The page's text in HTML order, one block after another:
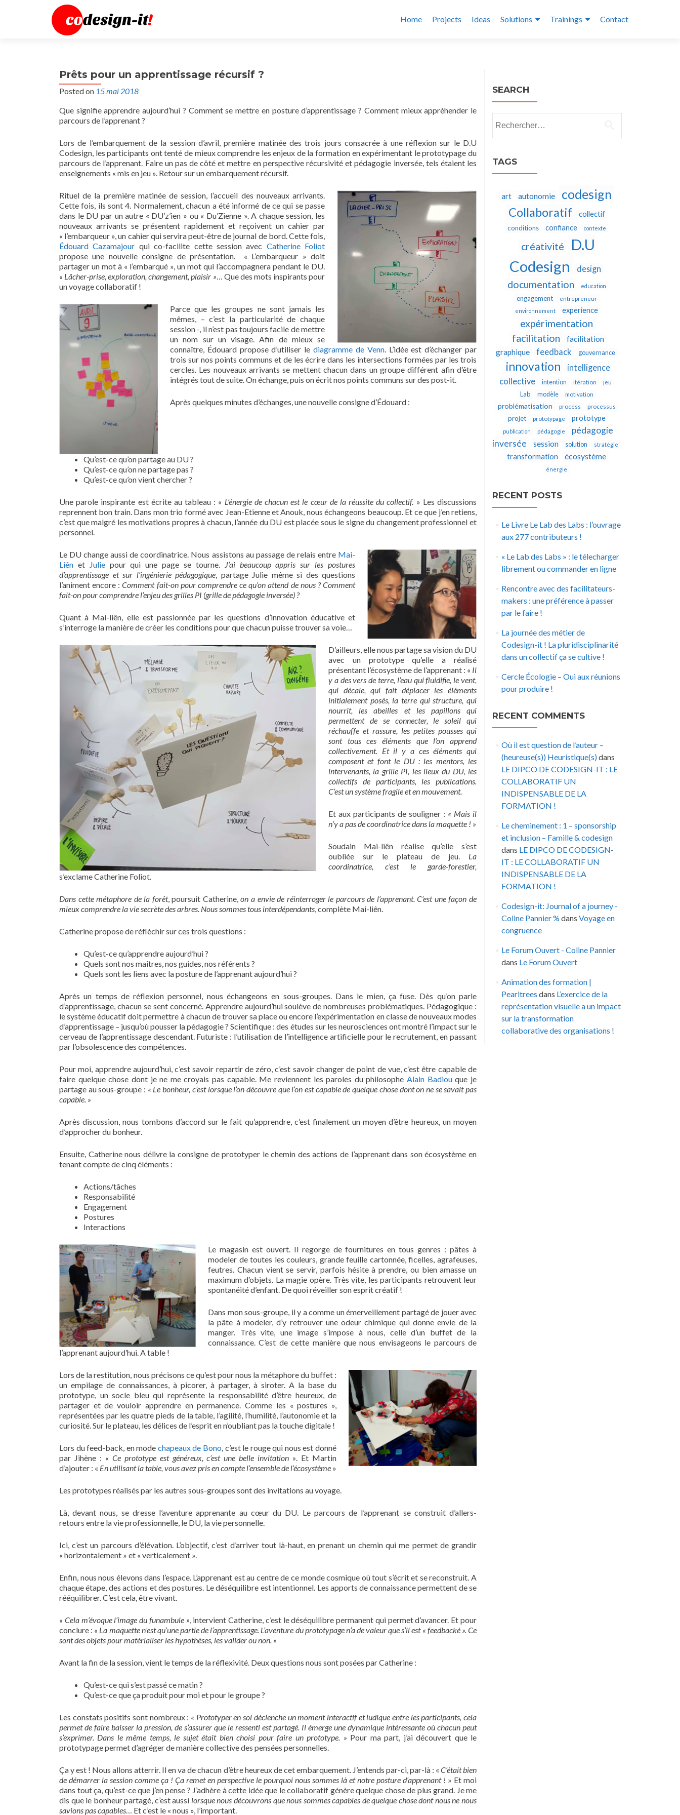
Home Projects Ideas Solutions Trainings Contact
Prêts pour un apprentissage récursif ?
Posted on 15 mai 2018
Que signifie apprendre aujourd’hui ? Comment se mettre en posture d’apprentissage ? Comment mieux appréhender le
parcours de l’apprenant ?
Lors de l’embarquement de la session d’avril, première matinée des trois jours consacrée à une réflexion sur le D.U
Codesign, les participants ont tenté de mieux comprendre les enjeux de la formation en expérimentant le prototypage du
parcours de l’apprenant. Faire un pas de côté et mettre en perspective récursivité et pédagogie inversée, tels étaient les
enseignements « mis en jeu ». Retour sur un embarquement récursif.
Rituel de la première matinée de session, l’accueil des nouveaux arrivants.
Cette fois, ils sont 4. Normalement, chacun a été informé de ce qui se passe
dans le DU par un autre « DU’z’ien » ou « Du’Zienne ». A chaque session, les
nouveaux arrivants se présentent rapidement et reçoivent un cahier par
« l’embarqueur », un cahier qui servira peut-être de journal de bord. Cette fois,
Édouard Cazamajour qui co-facilite cette session avec Catherine Foliot
propose une nouvelle consigne de présentation. « L’embarqueur » doit
partager un mot à « l’embarqué », un mot qui l’accompagnera pendant le DU.
« Lâcher-prise, exploration, changement, plaisir »… Que des mots inspirants pour
un voyage collaboratif !
Parce que les groupes ne sont jamais les
mêmes, – c’est la particularité de chaque
session -, il n’est pas toujours facile de mettre
un nom sur un visage. Afin de mieux se
connaître, Édouard propose d’utiliser lediagramme de Venn. L’idée est d’échanger par
trois sur nos points communs et de les écrire dans les intersections formées par les trois
cercles. Les nouveaux arrivants se mettent chacun dans un groupe différent afin d’être
intégrés tout de suite. On échange, puis on écrit nos points communs sur des post-it.
Après quelques minutes d’échanges, une nouvelle consigne d’Édouard :
Qu’est-ce qu’on partage au DU ?
Qu’est-ce qu’on ne partage pas ?
Qu’est-ce qu’on vient chercher ?
Une parole inspirante est écrite au tableau : « L’énergie de chacun est le cœur de la réussite du collectif. » Les discussions
reprennent bon train. Dans mon trio formé avec Jean-Etienne et Anouk, nous échangeons beaucoup. Et ce que j’en retiens,
c’est que malgré les motivations propres à chacun, l’année du DU est placée sous le signe du changement professionnel et
personnel.
Le DU change aussi de coordinatrice. Nous assistons au passage de relais entre Mai-
Liên et Juliepour qui une page se tourne. J’ai beaucoup appris sur les postures
d’apprentissage et sur l’ingénierie pédagogique, partage Julie même si des questions
l’animent encore :Comment fait-on pour comprendre ce qu’on attend de nous ? Comment
fait-on pour comprendre l’enjeu des grilles PI (grille de pédagogie inversée) ?
Quant à Mai-liên, elle est passionnée par les questions d’innovation éducative et
s’interroge la manière de créer les conditions pour que chacun puisse trouver sa voie…
D’ailleurs, elle nous partage sa vision du DU
avec un prototype qu’elle a réalisé
présentant l’écosystème de l’apprenant : « Il
y a des vers de terre, l’eau qui fluidifie, le vent,
qui décale, qui fait déplacer les éléments
initialement posés, la terre qui structure, qui
nourrit, les abeilles et les papillons qui
permettent de se connecter, le soleil qui
réchauffe et rassure, les petites pousses qui
sont tous ces éléments que l’on apprend
collectivement. Et il y a ces éléments qui
composent et font le DU : les mentors, les
intervenants, la grille PI, les lieux du DU, les
collectifs de participants, les publications.
C’est un système fragile et en mouvement.
Et aux participants de souligner : « Mais il
n’y a pas de coordinatrice dans la maquette ! »
Soudain Mai-liên réalise qu’elle s’est
oubliée sur le plateau de jeu. La
coordinatrice, c’est le garde-forestier,
s’exclame Catherine Foliot.
Dans cette métaphore de la forêt, poursuit Catherine,on a envie de réinterroger le parcours de l’apprenant. C’est une façon de
mieux comprendre la vie secrète des arbres. Nous sommes tous interdépendants, complète Mai-liên.
Catherine propose de réfléchir sur ces trois questions :
Qu’est-ce qu’apprendre aujourd’hui ?
Quels sont nos maîtres, nos guides, nos référents ?
Quels sont les liens avec la posture de l’apprenant aujourd’hui ?
Après un temps de réflexion personnel, nous échangeons en sous-groupes. Dans le mien, ça fuse. Dès qu’on parle
d’apprentissage, chacun se sent concerné. Apprendre aujourd’hui soulève de nombreuses problématiques. Pédagogique :
le système éducatif doit permettre à chacun de trouver sa place ou encore l’expérimentation en classe de nouveaux modes
d’apprentissage – jusqu’où pousser la pédagogie ? Scientifique : des études sur les neurosciences ont montré l’impact sur le
cerveau de l’apprentissage descendant. Futuriste : l’utilisation de l’intelligence artificielle pour le recrutement, en passant
par l’obsolescence des compétences.
Pour moi, apprendre aujourd’hui, c’est savoir repartir de zéro, c’est savoir changer de point de vue, c’est être capable de
faire quelque chose dont je ne me croyais pas capable. Me reviennent les paroles du philosopheAlain Badiouque je
partage au sous-groupe : « Le bonheur, c’est lorsque l’on découvre que l’on est capable de quelque chose dont on ne se savait pas
capable. »
Après discussion, nous tombons d’accord sur le fait qu’apprendre, c’est finalement un moyen d’être heureux, un moyen
d’approcher du bonheur.
Ensuite, Catherine nous délivre la consigne de prototyper le chemin des actions de l’apprenant dans son écosystème en
tenant compte de cinq éléments :
Actions/tâches
Responsabilité
Engagement
Postures
Interactions
Le magasin est ouvert. Il regorge de fournitures en tous genres : pâtes à
modeler de toutes les couleurs, grande feuille cartonnée, ficelles, agrafeuses,
feutres. Chacun vient se servir, parfois hésite à prendre, ou bien amasse un
maximum d’objets. La magie opère. Très vite, les participants retrouvent leur
spontanéité d’enfant. De quoi réveiller son esprit créatif !
Dans mon sous-groupe, il y a comme un émerveillement partagé de jouer avec
la pâte à modeler, d’y retrouver une odeur chimique qui donne envie de la
manger. Très vite, une image s’impose à nous, celle d’un buffet de la
connaissance. C’est de cette manière que nous envisageons le parcours de
l’apprenant aujourd’hui. A table !
Lors de la restitution, nous précisons ce qu’est pour nous la métaphore du buffet :
un empilage de connaissances, à picorer, à partager, à siroter. A la base du
prototype, un socle bleu qui représente la responsabilité d’être heureux, de
partager et de vouloir apprendre en permanence. Comme les « postures »,
représentées par les quatre pieds de la table, l’agilité, l’humilité, l’autonomie et la
curiosité. Sur le plateau, les délices de l’esprit en n’oubliant pas la touche digitale !
Lors du feed-back, en mode chapeaux de Bono, c’est le rouge qui nous est donné
par Jihène : « Ce prototype est généreux, c’est une belle invitation ». Et Martin
d’ajouter : « En utilisant la table, vous avez pris en compte l’ensemble de l’écosystème »
Les prototypes réalisés par les autres sous-groupes sont des invitations au voyage.
Là, devant nous, se dresse l’aventure apprenante au cœur du DU. Le parcours de l’apprenant se construit d’allers-
retours entre la vie professionnelle, le DU, la vie personnelle.
Ici, c’est un parcours d’élévation. L’objectif, c’est d’arriver tout là-haut, en prenant un chemin qui me permet de grandir
« horizontalement » et « verticalement ».
Enfin, nous nous élevons dans l’espace. L’apprenant est au centre de ce monde cosmique où tout s’écrit et se reconstruit. A
chaque étape, des actions et des postures. Le déséquilibre est intentionnel. Les apports de connaissance permettent de se
rééquilibrer. C’est cela, être vivant.
« Cela m’évoque l’image du funambule », intervient Catherine, c’est le déséquilibre permanent qui permet d’avancer. Et pour
conclure : « La maquette n’est qu’une partie de l’apprentissage. L’aventure du prototypage n’a de valeur que s’il est « feedbacké ». Ce
sont des objets pour matérialiser les hypothèses, les valider ou non. »
Avant la fin de la session, vient le temps de la réflexivité. Deux questions nous sont posées par Catherine :
Qu’est-ce qui s’est passé ce matin ?
Qu’est-ce que ça produit pour moi et pour le groupe ?
Les constats positifs sont nombreux : « Prototyper en soi déclenche un moment interactif et ludique entre les participants, cela
permet de faire baisser la pression, de s’assurer que le ressenti est partagé. Il émerge une dynamique intéressante où chacun peut
s’exprimer. Dans le même temps, le sujet était bien choisi pour faire un prototype. » Pour ma part, j’ai découvert que le
prototypage permet d’agréger de manière collective des pensées personnelles.
Ça y est ! Nous allons atterrir. Il en va de chacun d’être heureux de cet embarquement. J’entends par-ci, par-là : « C’était bien
de démarrer la session comme ça ! Ça remet en perspective le pourquoi nous sommes là et notre posture d’apprenant ! » Et moi
dans tout ça, qu’est-ce que j’en pense ? J’adhère à cette idée que le collaboratif génère quelque chose de plus grand. Je me
dis que le bonheur partagé, c’est aussi lorsque nous découvrons que nous sommes capables de quelque chose dont nous ne nous
savions pas capables… Et c’est le « nous », l’important.
SEARCH
TAGS
art autonomie codesign
Collaboratif collectif
conditions confiance contexte
créativité
D.U
Codesign
design
documentation education
engagement
entrepreneur
environnement
experience
expérimentation
facilitation
facilitation
graphique
feedback gouvernance
innovation
intelligence
collective
intention itération jeu
Lab modèle motivation
problématisation process processus
projet prototypage prototype
publication pédagogie
pédagogie
inversée
session solution stratégie
transformation écosystème
énergie
RECENT POSTS
Le Livre Le Lab des Labs : l’ouvrage
aux 277 contributeurs !
« Le Lab des Labs » : le télecharger
librement ou commander en ligne
Rencontre avec des facilitateurs-
makers : une préférence à passer
par le faire !
La journée des métier de
Codesign-it ! La pluridisciplinarité
dans un collectif ça se cultive !
Cercle Écologie – Oui aux réunions
pour produire !
RECENT COMMENTS
Où il est question de l’auteur –
(heureuse(s)) Heuristique(s)dans
LE DIPCO DE CODESIGN-IT : LE
COLLABORATIF UN
INDISPENSABLE DE LA
FORMATION !
Le cheminement : 1 – sponsorship
et inclusion – Famille & codesign
dans LE DIPCO DE CODESIGN-
IT : LE COLLABORATIF UN
INDISPENSABLE DE LA
FORMATION !
Codesign-it: Journal of a journey -
Coline Pannier % dans Voyage en
congruence
Le Forum Ouvert - Coline Pannier
dans Le Forum Ouvert
Animation des formation |
Pearltrees dans L’exercice de la
représentation visuelle a un impact
sur la transformation
collaborative des organisations !